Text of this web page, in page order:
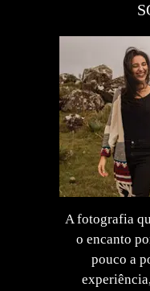
A fotografia
o encanto
pouco a